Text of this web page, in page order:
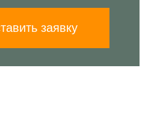
заявку